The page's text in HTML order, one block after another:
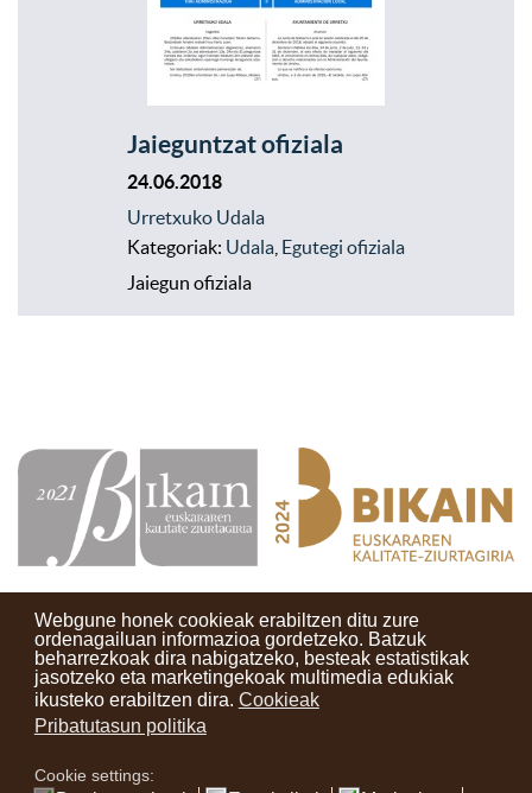
Webgune honek cookieak erabiltzen ditu zure
ordenagailuan informazioa gordetzeko. Batzuk
beharrezkoak dira nabigatzeko, besteak estatistikak
jasotzeko eta marketingekoak multimedia edukiak
ikusteko erabiltzen dira. Cookieak
Pribatutasun politika
Cookie settings:
Jaieguntzat ofiziala
24.06.2018
Urretxuko Udala
Kategoriak: Udala Egutegi ofiziala
Jaiegun ofiziala
Kontaktuak Erabilera baldintzak Lege oharra
Berriak
Zure iritzia